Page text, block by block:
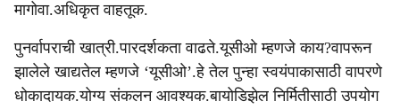
मागोवा.अधिकृत वाहतूक.
पुनर्वापराची खात्री.पारदर्शकता वाढते.यूसीओ म्हणजे काय?वापरून
झालेले खाद्यतेल म्हणजे ‘यूसीओ’.हे तेल पुन्हा स्वयंपाकासाठी वापरणे
धोकादायक.योग्य संकलन आवश्यक.बायोडिझेल निर्मितीसाठी उपयोग